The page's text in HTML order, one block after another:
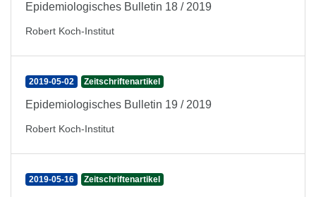
Epidemiologisches Bulletin 18 / 2019
Robert Koch-Institut
2019-05-02 Zeitschriftenartikel
Epidemiologisches Bulletin 19 / 2019
Robert Koch-Institut
2019-05-16 Zeitschriftenartikel